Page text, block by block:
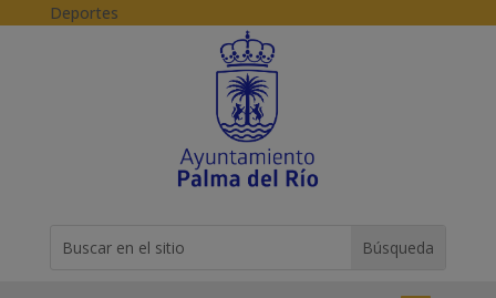
Skip to content
Deportes
for...